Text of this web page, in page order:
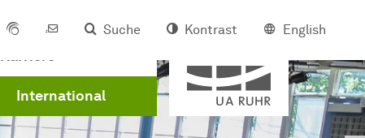
Suche Kontrast English
Karriere
International